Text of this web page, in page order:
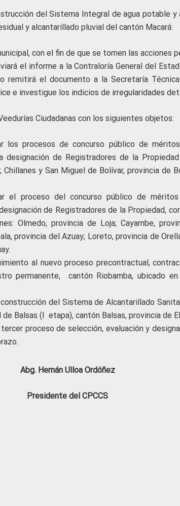
del Sistema Integral de agua potable
y alcantarillado pluvial del cantón Macará:
con el fin de que se tomen las acciones
el informe a la Contraloría General del
remitirá el documento a la Secretaría
e investigue los indicios de irregularidades
Ciudadanas con los siguientes objetos:
los procesos de concurso público de
designación de Registradores de la
y San Miguel de Bolívar, provincia de
el proceso del concurso público de
de Registradores de la Propiedad,
Olmedo, provincia de Loja; Cayambe,
provincia del Azuay; Loreto, provincia de
al nuevo proceso precontractual,
permanente, cantón Riobamba, ubicado
construcción del Sistema de Alcantarillado
Balsas (I etapa), cantón Balsas, provincia de
proceso de selección, evaluación y
Abg. Hernán Ulloa Ordóñez
Presidente del CPCCS